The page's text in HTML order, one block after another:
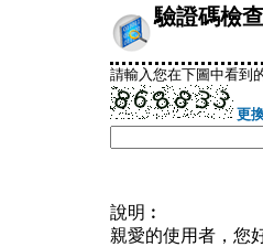
驗證碼檢
請輸入您在下圖中看到
更
說明︰
親愛的使用者，您